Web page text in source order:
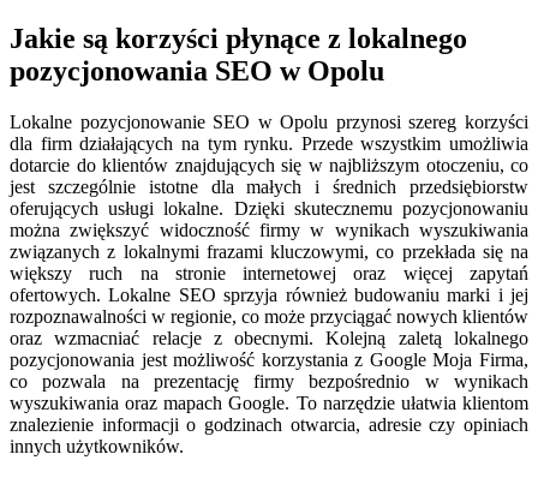
Jakie są korzyści płynące z lokalnego
pozycjonowania SEO w Opolu
Lokalne pozycjonowanie SEO w Opolu przynosi szereg korzyści
dla firm działających na tym rynku. Przede wszystkim umożliwia
dotarcie do klientów znajdujących się w najbliższym otoczeniu, co
jest szczególnie istotne dla małych i średnich przedsiębiorstw
oferujących usługi lokalne. Dzięki skutecznemu pozycjonowaniu
można zwiększyć widoczność firmy w wynikach wyszukiwania
związanych z lokalnymi frazami kluczowymi, co przekłada się na
większy ruch na stronie internetowej oraz więcej zapytań
ofertowych. Lokalne SEO sprzyja również budowaniu marki i jej
rozpoznawalności w regionie, co może przyciągać nowych klientów
oraz wzmacniać relacje z obecnymi. Kolejną zaletą lokalnego
pozycjonowania jest możliwość korzystania z Google Moja Firma,
co pozwala na prezentację firmy bezpośrednio w wynikach
wyszukiwania oraz mapach Google. To narzędzie ułatwia klientom
znalezienie informacji o godzinach otwarcia, adresie czy opiniach
innych użytkowników.